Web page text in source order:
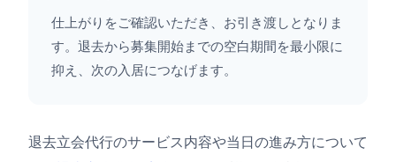
仕上がりをご確認いただき、お引き渡しとなりま
す。退去から募集開始までの空白期間を最小限に
抑え、次の入居につなげます。
退去立会代行のサービス内容や当日の進み方について